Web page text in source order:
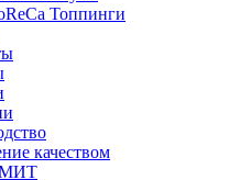
Топпинги
качеством